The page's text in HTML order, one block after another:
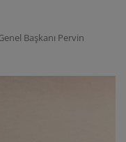
Başkanı Pervin